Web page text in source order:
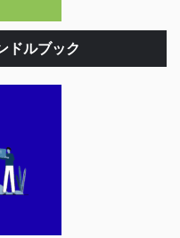
ドルブック